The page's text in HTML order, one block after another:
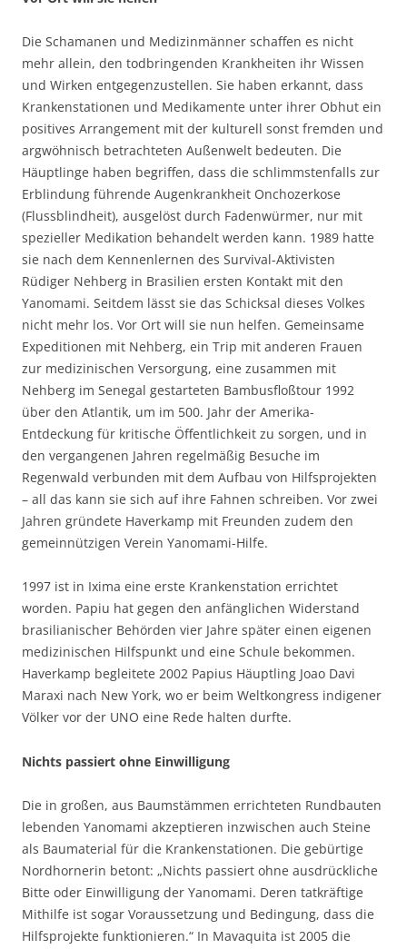
Die Schamanen und Medizinmänner schaffen es nicht
mehr allein, den todbringenden Krankheiten ihr Wissen
und Wirken entgegenzustellen. Sie haben erkannt, dass
Krankenstationen und Medikamente unter ihrer Obhut ein
positives Arrangement mit der kulturell sonst fremden und
argwöhnisch betrachteten Außenwelt bedeuten. Die
Häuptlinge haben begriffen, dass die schlimmstenfalls zur
Erblindung führende Augenkrankheit Onchozerkose
(Flussblindheit), ausgelöst durch Fadenwürmer, nur mit
spezieller Medikation behandelt werden kann. 1989 hatte
sie nach dem Kennenlernen des Survival-Aktivisten
Rüdiger Nehberg in Brasilien ersten Kontakt mit den
Yanomami. Seitdem lässt sie das Schicksal dieses Volkes
nicht mehr los. Vor Ort will sie nun helfen. Gemeinsame
Expeditionen mit Nehberg, ein Trip mit anderen Frauen
zur medizinischen Versorgung, eine zusammen mit
Nehberg im Senegal gestarteten Bambusfloßtour 1992
über den Atlantik, um im 500. Jahr der Amerika-
Entdeckung für kritische Öffentlichkeit zu sorgen, und in
den vergangenen Jahren regelmäßig Besuche im
Regenwald verbunden mit dem Aufbau von Hilfsprojekten
– all das kann sie sich auf ihre Fahnen schreiben. Vor zwei
Jahren gründete Haverkamp mit Freunden zudem den
gemeinnützigen Verein Yanomami-Hilfe.
1997 ist in Ixima eine erste Krankenstation errichtet
worden. Papiu hat gegen den anfänglichen Widerstand
brasilianischer Behörden vier Jahre später einen eigenen
medizinischen Hilfspunkt und eine Schule bekommen.
Haverkamp begleitete 2002 Papius Häuptling Joao Davi
Maraxi nach New York, wo er beim Weltkongress indigener
Völker vor der UNO eine Rede halten durfte.
Nichts passiert ohne Einwilligung
Die in großen, aus Baumstämmen errichteten Rundbauten
lebenden Yanomami akzeptieren inzwischen auch Steine
als Baumaterial für die Krankenstationen. Die gebürtige
Nordhornerin betont: „Nichts passiert ohne ausdrückliche
Bitte oder Einwilligung der Yanomami. Deren tatkräftige
Mithilfe ist sogar Voraussetzung und Bedingung, dass die
Hilfsprojekte funktionieren.“ In Mavaquita ist 2005 die